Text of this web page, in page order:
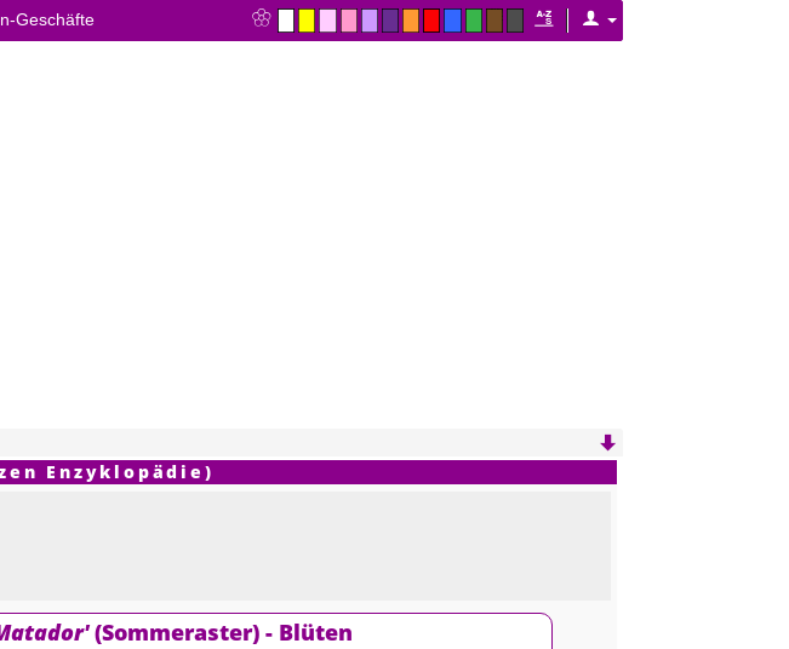
Geschäfte
Enzyklopädie)
(Sommeraster) - Blüten